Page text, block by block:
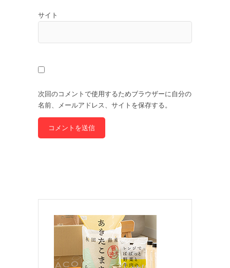
サイト
次回のコメントで使用するためブラウザーに自分の
名前、メールアドレス、サイトを保存する。